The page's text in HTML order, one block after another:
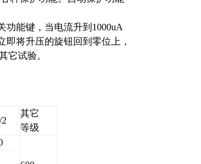
功能键，当电流升到1000uA
即将升压的旋钮回到零位上，
它试验。
其它
等级